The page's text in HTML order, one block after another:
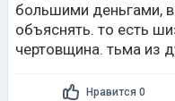
большими деньгами,
объяснять. то есть
чертовщина. тьма из
Нравится 0